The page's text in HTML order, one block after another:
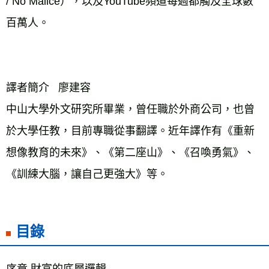
百萬人。
譯者簡介   廖建容
中山大學外文研究所畢業，曾任職於外商公司，也曾
於大學任教，目前專職從事翻譯。近年譯作有《重新
想像教育的未來》、《第二座山》、《召喚勇氣》、
《訓練大腦，讓自己更強大》等。
目錄